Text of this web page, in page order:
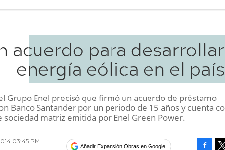
acuerdo para desarrollar
energía eólica en el país
Grupo Enel precisó que firmó un acuerdo de préstamo
Banco Santander por un periodo de 15 años y cuenta
sociedad matriz emitida por Enel Green Power.
03:45 PM
Añadir Expansión Obras en Google